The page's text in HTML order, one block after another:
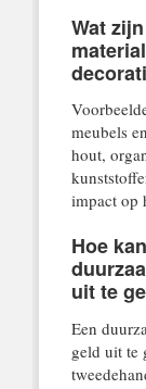
Wat
meubels
hout,
impact op
Hoe
uit te
Een
geld uit te